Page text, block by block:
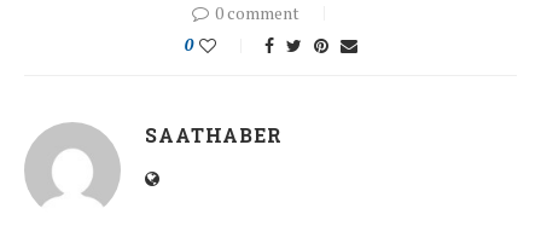
0 comment
0
SAATHABER